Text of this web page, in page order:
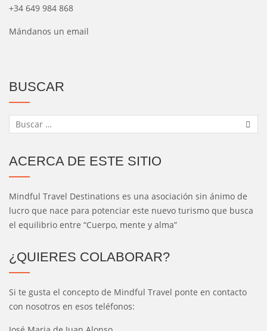
+34 649 984 868
Mándanos un email
BUSCAR
ACERCA DE ESTE SITIO
Mindful Travel Destinations es una asociación sin ánimo de
lucro que nace para potenciar este nuevo turismo que busca
el equilibrio entre “Cuerpo, mente y alma”
¿QUIERES COLABORAR?
Si te gusta el concepto de Mindful Travel ponte en contacto
con nosotros en esos teléfonos: